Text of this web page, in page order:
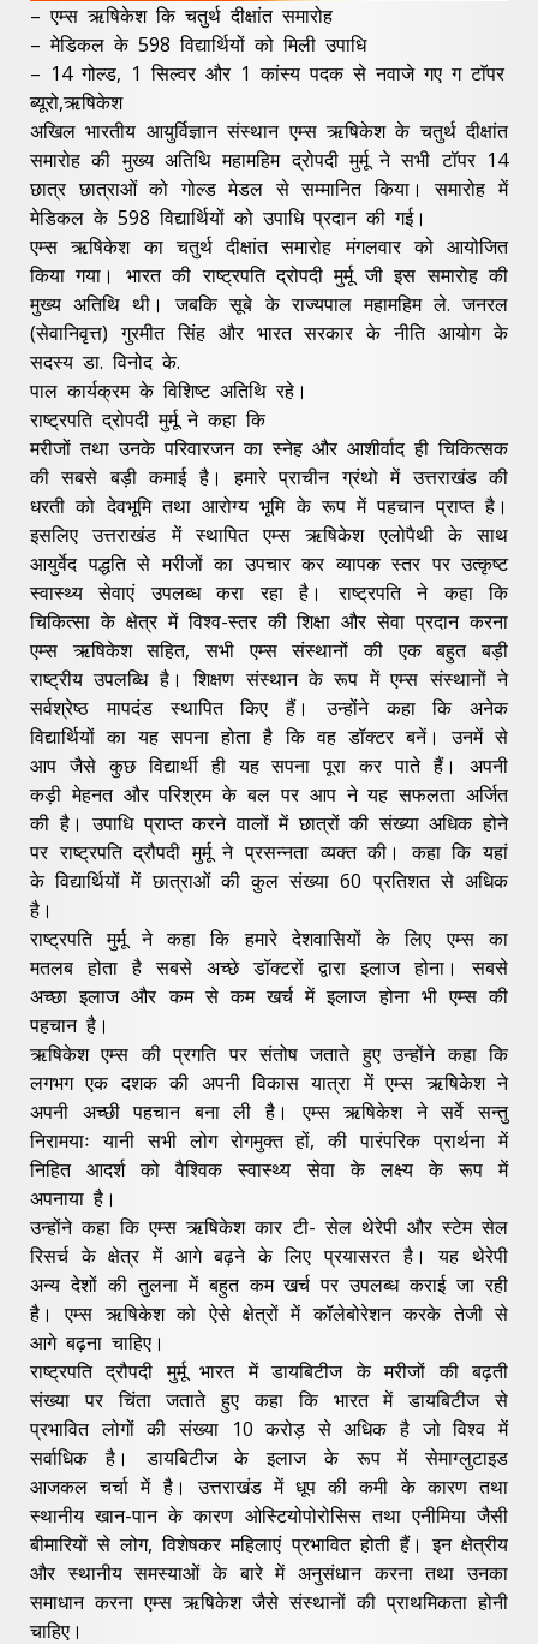
– एम्स ऋषिकेश कि चतुर्थ दीक्षांत समारोह
– मेडिकल के 598 विद्यार्थियों को मिली उपाधि
– 14 गोल्ड, 1 सिल्वर और 1 कांस्य पदक से नवाजे गए ग टाॅपर
ब्यूरो,ऋषिकेश
अखिल भारतीय आयुर्विज्ञान संस्थान एम्स ऋषिकेश के चतुर्थ दीक्षांत
‌समारोह की मुख्य अतिथि महामहिम द्रोपदी मुर्मू ने सभी टॉपर 14
छात्र छात्राओं को गोल्ड मेडल से सम्मानित किया। समारोह में
मेडिकल के 598 विद्यार्थियों को उपाधि प्रदान की गई।
एम्स ऋषिकेश का चतुर्थ दीक्षांत समारोह मंगलवार को आयोजित
किया गया। भारत की राष्ट्रपति द्रोपदी मुर्मू जी इस समारोह की
मुख्य अतिथि थी। जबकि सूबे के राज्यपाल महामहिम ले. जनरल
(सेवानिवृत्त) गुरमीत सिंह और भारत सरकार के नीति आयोग के
सदस्य डा. विनोद के.
पाल कार्यक्रम के विशिष्ट अतिथि रहे।
राष्ट्रपति द्रोपदी मुर्मू ने कहा कि
मरीजों तथा उनके परिवारजन का स्नेह और आशीर्वाद ही चिकित्सक
की सबसे बड़ी कमाई है। हमारे प्राचीन ग्रंथो में उत्तराखंड की
धरती को देवभूमि तथा आरोग्य भूमि के रूप में पहचान प्राप्त है।
इसलिए उत्तराखंड में स्थापित एम्स ऋषिकेश एलोपैथी के साथ
आयुर्वेद पद्धति से मरीजों का उपचार कर व्यापक स्तर पर उत्कृष्ट
स्वास्थ्य सेवाएं उपलब्ध करा रहा है। राष्ट्रपति ने कहा कि
चिकित्सा के क्षेत्र में विश्व-स्तर की शिक्षा और सेवा प्रदान करना
एम्स ऋषिकेश सहित, सभी एम्स संस्थानों की एक बहुत बड़ी
राष्ट्रीय उपलब्धि है। शिक्षण संस्थान के रूप में एम्स संस्थानों ने
सर्वश्रेष्ठ मापदंड स्थापित किए हैं। उन्होंने कहा कि अनेक
विद्यार्थियों का यह सपना होता है कि वह डॉक्टर बनें। उनमें से
आप जैसे कुछ विद्यार्थी ही यह सपना पूरा कर पाते हैं। अपनी
कड़ी मेहनत और परिश्रम के बल पर आप ने यह सफलता अर्जित
की है। उपाधि प्राप्त करने वालों में छात्रों की संख्या अधिक होने
पर राष्ट्रपति द्रौपदी मुर्मू ने प्रसन्नता व्यक्त की। कहा कि यहां
के विद्यार्थियों में छात्राओं की कुल संख्या 60 प्रतिशत से अधिक
है।
राष्ट्रपति मुर्मू ने कहा कि हमारे देशवासियों के लिए एम्स का
मतलब होता है सबसे अच्छे डॉक्टरों द्वारा इलाज होना। सबसे
अच्छा इलाज और कम से कम खर्च में इलाज होना भी एम्स की
पहचान है।
ऋषिकेश एम्स की प्रगति पर संतोष जताते हुए उन्होंने कहा कि
लगभग एक दशक की अपनी विकास यात्रा में एम्स ऋषिकेश ने
अपनी अच्छी पहचान बना ली है। एम्स ऋषिकेश ने सर्वे सन्तु
निरामयाः यानी सभी लोग रोगमुक्त हों, की पारंपरिक प्रार्थना में
निहित आदर्श को वैश्विक स्वास्थ्य सेवा के लक्ष्य के रूप में
अपनाया है।
उन्होंने कहा कि एम्स ऋषिकेश कार टी- सेल थेरेपी और स्टेम सेल
रिसर्च के क्षेत्र में आगे बढ़ने के लिए प्रयासरत है। यह थेरेपी
अन्य देशों की तुलना में बहुत कम खर्च पर उपलब्ध कराई जा रही
है। एम्स ऋषिकेश को ऐसे क्षेत्रों में कॉलेबोरेशन करके तेजी से
आगे बढ़ना चाहिए।
राष्ट्रपति द्रौपदी मुर्मू भारत में डायबिटीज के मरीजों की बढ़ती
संख्या पर चिंता जताते हुए कहा कि भारत में डायबिटीज से
प्रभावित लोगों की संख्या 10 करोड़ से अधिक है जो विश्व में
सर्वाधिक है। डायबिटीज के इलाज के रूप में सेमाग्लुटाइड
आजकल चर्चा में है। उत्तराखंड में धूप की कमी के कारण तथा
स्थानीय खान-पान के कारण ओस्टियोपोरोसिस तथा एनीमिया जैसी
बीमारियों से लोग, विशेषकर महिलाएं प्रभावित होती हैं। इन क्षेत्रीय
और स्थानीय समस्याओं के बारे में अनुसंधान करना तथा उनका
समाधान करना एम्स ऋषिकेश जैसे संस्थानों की प्राथमिकता होनी
चाहिए।